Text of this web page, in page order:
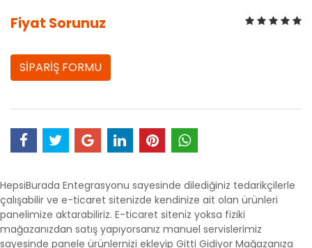
Fiyat Sorunuz
SİPARİŞ FORMU
HepsiBurada Entegrasyonu sayesinde dilediğiniz tedarikçilerle
çalışabilir ve e-ticaret sitenizde kendinize ait olan ürünleri
panelimize aktarabiliriz. E-ticaret siteniz yoksa fiziki
mağazanızdan satış yapıyorsanız manuel servislerimiz
sayesinde panele ürünlernizi ekleyip Gitti Gidiyor Mağazanıza